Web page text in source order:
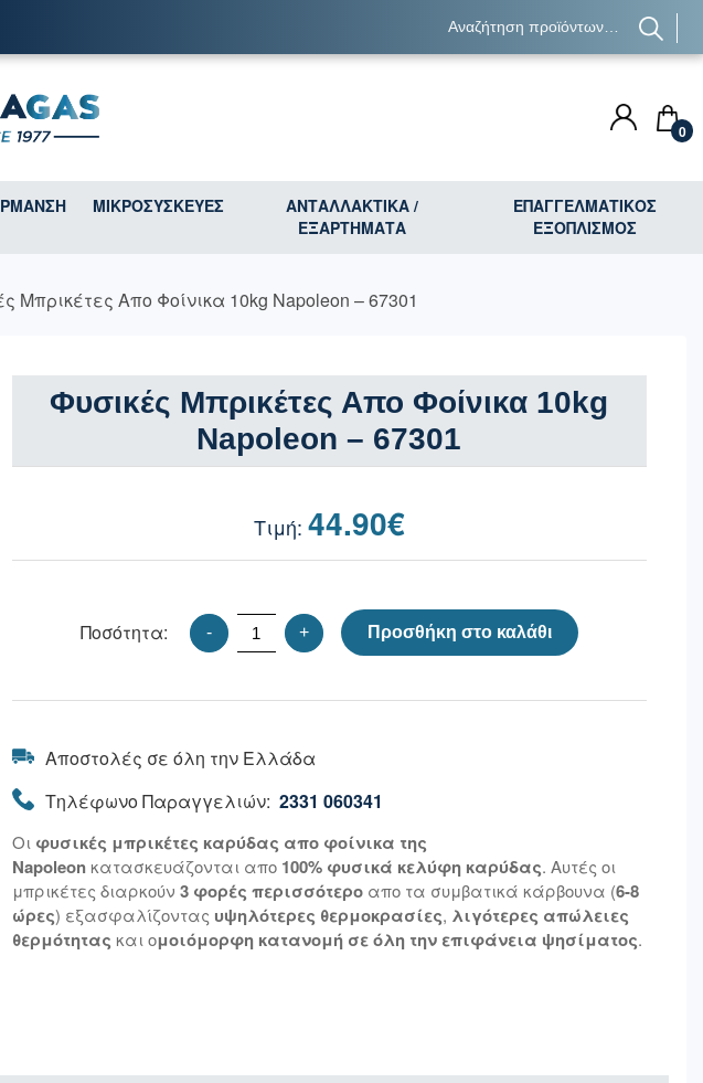
0
ΜΙΚΡΟΣΥΣΚΕΥΕΣ
ΑΝΤΑΛΛΑΚΤΙΚΑ /
ΕΞΑΡΤΗΜΑΤΑ
ΕΠΑΓΓΕΛΜΑΤΙΚΟΣ
ΕΞΟΠΛΙΣΜΟΣ
Μπρικέτες Απο Φοίνικα 10kg Napoleon – 67301
Φυσικές Μπρικέτες Απο Φοίνικα 10kg
Napoleon – 67301
44.90€
Ποσότητα: - + Προσθήκη στο καλάθι
Αποστολές σε όλη την Ελλάδα
Τηλέφωνο Παραγγελιών: 2331 060341
Οι φυσικές μπρικέτες καρύδας απο φοίνικα της
Napoleonκατασκευάζονται απο 100% φυσικά κελύφη καρύδας. Αυτές οι
μπρικέτες διαρκούν 3 φορές περισσότεροαπο τα συμβατικά κάρβουνα (6-8
ώρες) εξασφαλίζοντας υψηλότερες θερμοκρασίες, λιγότερες απώλειες
θερμότητας και ομοιόμορφη κατανομή σε όλη την επιφάνεια ψησίματος.